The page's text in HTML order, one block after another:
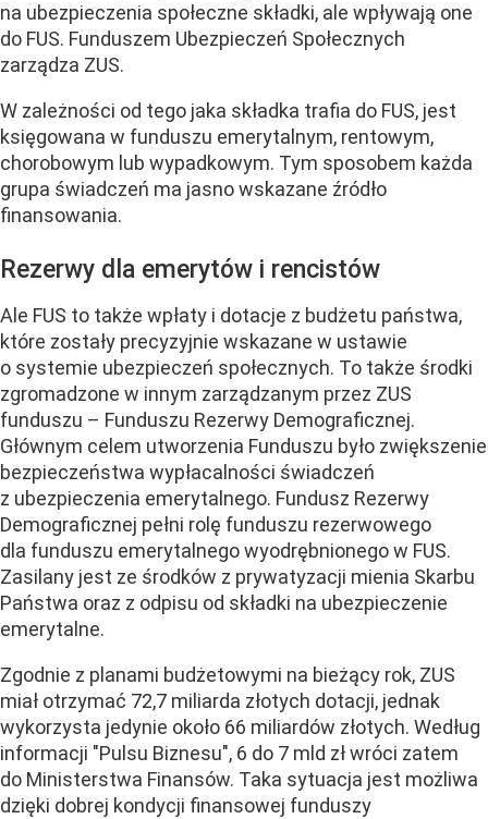
na ubezpieczenia społeczne składki, ale wpływają one
do FUS. Funduszem Ubezpieczeń Społecznych
zarządza ZUS.
W zależności od tego jaka składka trafia do FUS, jest
księgowana w funduszu emerytalnym, rentowym,
chorobowym lub wypadkowym. Tym sposobem każda
grupa świadczeń ma jasno wskazane źródło
finansowania.
Rezerwy dla emerytów i rencistów
Ale FUS to także wpłaty i dotacje z budżetu państwa,
które zostały precyzyjnie wskazane w ustawie
o systemie ubezpieczeń społecznych. To także środki
zgromadzone w innym zarządzanym przez ZUS
funduszu – Funduszu Rezerwy Demograficznej.
Głównym celem utworzenia Funduszu było zwiększenie
bezpieczeństwa wypłacalności świadczeń
z ubezpieczenia emerytalnego. Fundusz Rezerwy
Demograficznej pełni rolę funduszu rezerwowego
dla funduszu emerytalnego wyodrębnionego w FUS.
Zasilany jest ze środków z prywatyzacji mienia Skarbu
Państwa oraz z odpisu od składki na ubezpieczenie
emerytalne.
Zgodnie z planami budżetowymi na bieżący rok, ZUS
miał otrzymać 72,7 miliarda złotych dotacji, jednak
wykorzysta jedynie około 66 miliardów złotych. Według
informacji "Pulsu Biznesu", 6 do 7 mld zł wróci zatem
do Ministerstwa Finansów. Taka sytuacja jest możliwa
dzięki dobrej kondycji finansowej funduszy